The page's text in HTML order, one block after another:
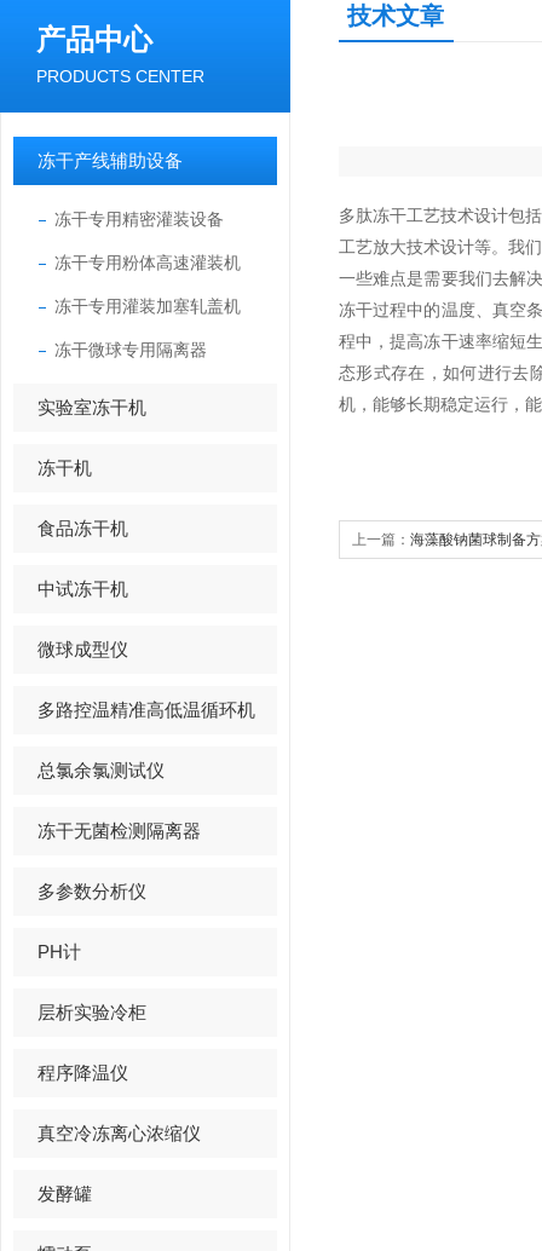
产品中心
PRODUCTS CENTER
冻干产线辅助设备
冻干专用精密灌装设备
冻干专用粉体高速灌装机
冻干专用灌装加塞轧盖机
冻干微球专用隔离器
实验室冻干机
冻干机
食品冻干机
中试冻干机
微球成型仪
多路控温精准高低温循环机
总氯余氯测试仪
冻干无菌检测隔离器
多参数分析仪
PH计
层析实验冷柜
程序降温仪
真空冷冻离心浓缩仪
发酵罐
技术文章
多肽冻干工艺技术设计包
工艺放大技术设计等。我
一些难点是需要我们去解
冻干过程中的温度、真空
程中，提高冻干速率缩短
态形式存在，如何进行去
机，能够长期稳定运行，
上一篇： 海藻酸钠菌球制备